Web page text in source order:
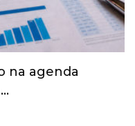
agenda